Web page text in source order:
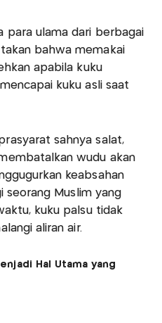
para ulama dari berbagai
bahwa memakai
apabila kuku
kuku asli saat
sahnya salat,
wudu akan
keabsahan
seorang Muslim yang
kuku palsu tidak
aliran air.
Hal Utama yang